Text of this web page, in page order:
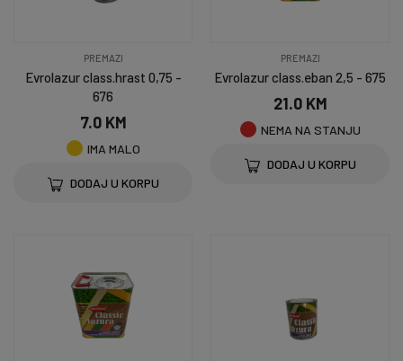
PREMAZI
Evrolazur class.hrast 0,75 -
676
7.0 KM
IMA MALO
DODAJ U KORPU
PREMAZI
Evrolazur class.eban 2,5 - 675
21.0 KM
NEMA NA STANJU
DODAJ U KORPU